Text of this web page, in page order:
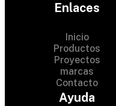
Enlaces
Inicio
Productos
Proyectos
marcas
Contacto
Ayuda